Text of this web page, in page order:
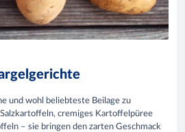
und wohl beliebteste Beilage zu
cremiges Kartoffelpüree
– sie bringen den zarten Geschmack